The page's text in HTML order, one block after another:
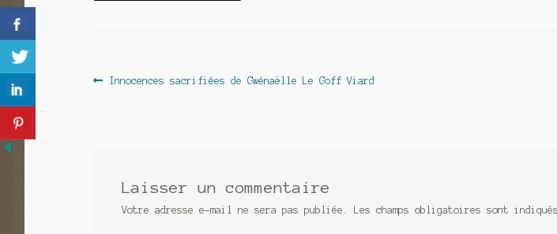
Navigation
Article
Innocences sacrifiées de Gwénaëlle Le Goff Viard
Laisser un commentaire
Votre adresse e-mail ne sera pas publiée. Les champs obligatoires sont